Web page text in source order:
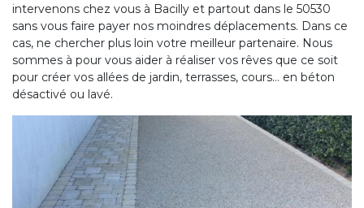
intervenons chez vous à Bacilly et partout dans le 50530
sans vous faire payer nos moindres déplacements. Dans ce
cas, ne chercher plus loin votre meilleur partenaire. Nous
sommes à pour vous aider à réaliser vos rêves que ce soit
pour créer vos allées de jardin, terrasses, cours… en béton
désactivé ou lavé.